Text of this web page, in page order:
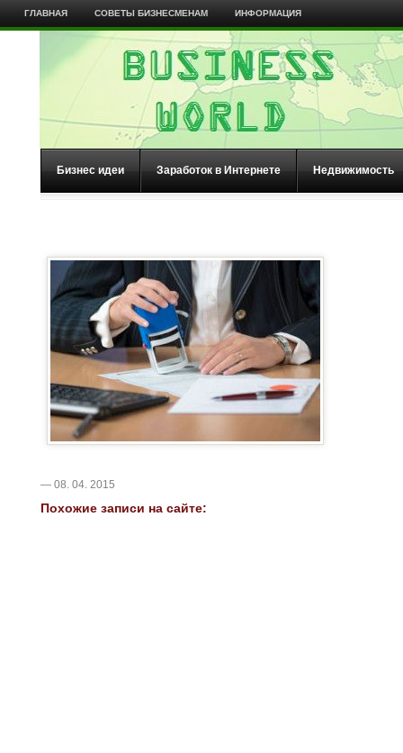
ГЛАВНАЯ СОВЕТЫ БИЗНЕСМЕНАМ ИНФОРМАЦИЯ
Бизнес идеи Заработок в Интернете Недвижимость
— 08. 04. 2015
Похожие записи на сайте: